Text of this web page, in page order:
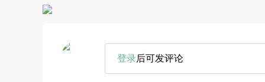
登录后可发评论